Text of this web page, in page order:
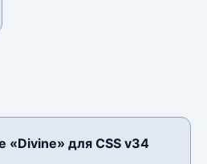
«Divine» для CSS v34